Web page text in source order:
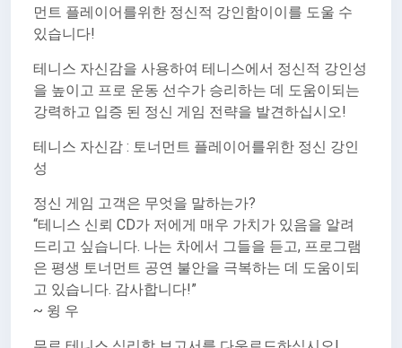
먼트 플레이어를위한 정신적 강인함이이를 도울 수
있습니다!
테니스 자신감을 사용하여 테니스에서 정신적 강인성
을 높이고 프로 운동 선수가 승리하는 데 도움이되는
강력하고 입증 된 정신 게임 전략을 발견하십시오!
테니스 자신감 : 토너먼트 플레이어를위한 정신 강인
성
정신 게임 고객은 무엇을 말하는가?
“테니스 신뢰 CD가 저에게 매우 가치가 있음을 알려
드리고 싶습니다. 나는 차에서 그들을 듣고, 프로그램
은 평생 토너먼트 공연 불안을 극복하는 데 도움이되
고 있습니다. 감사합니다!”
~ 윙 우